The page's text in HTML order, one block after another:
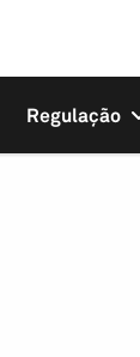
Regulação